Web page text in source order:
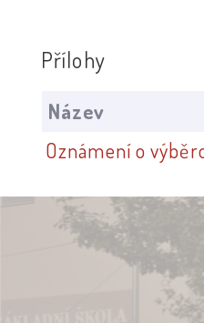
Přílohy
Název
Oznámení o